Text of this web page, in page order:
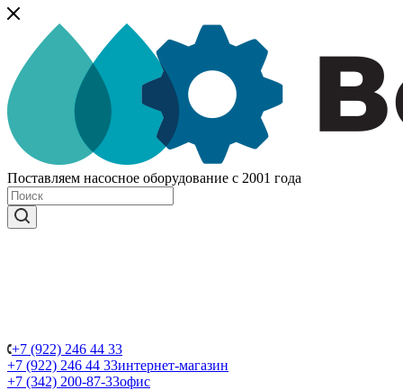
Поставляем насосное оборудование с 2001 года
+7 (922) 246 44 33
+7 (922) 246 44 33интернет-магазин
+7 (342) 200-87-33офис